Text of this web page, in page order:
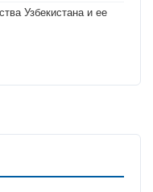
Узбекистана и ее